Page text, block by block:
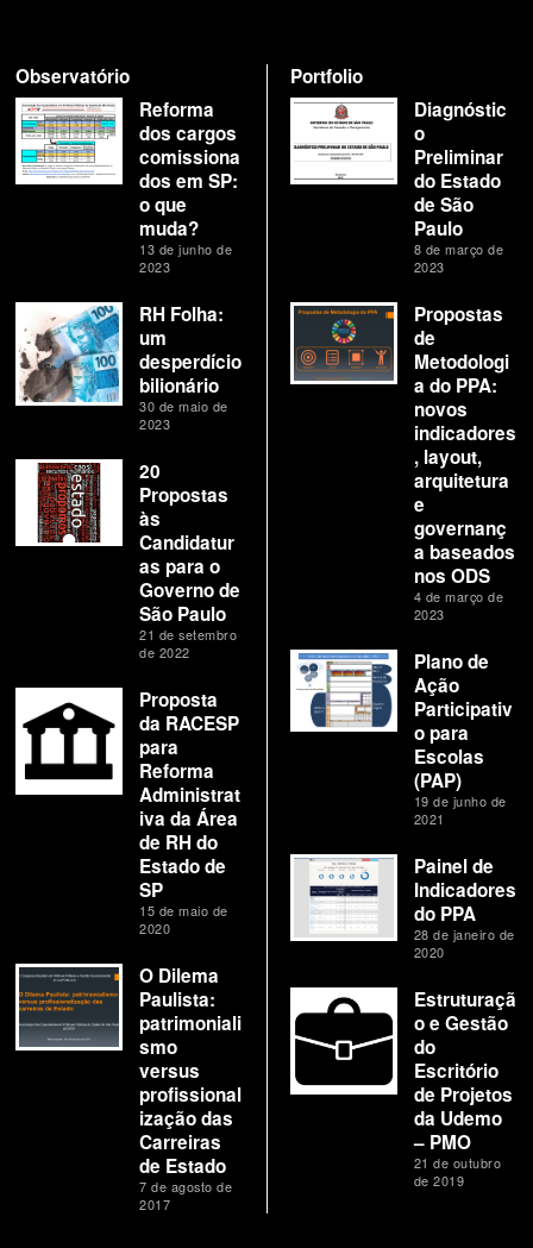
Observatório
Reforma
dos cargos
comissiona
dos em SP:
o que
muda?
13 de junho de
2023
RH Folha:
um
desperdício
bilionário
30 de maio de
2023
20
Propostas
às
Candidatur
as para o
Governo de
São Paulo
21 de setembro
de 2022
Proposta
da RACESP
para
Reforma
Administrat
iva da Área
de RH do
Estado de
SP
15 de maio de
2020
O Dilema
Paulista:
patrimoniali
smo
versus
profissional
ização das
Carreiras
de Estado
7 de agosto de
2017
Portfolio
Diagnóstic
o
Preliminar
do Estado
de São
Paulo
8 de março de
2023
Propostas
de
Metodologi
a do PPA:
novos
indicadores
, layout,
arquitetura
e
governanç
a baseados
nos ODS
4 de março de
2023
Plano de
Ação
Participativ
o para
Escolas
(PAP)
19 de junho de
2021
Painel de
Indicadores
do PPA
28 de janeiro de
2020
Estruturaçã
o e Gestão
do
Escritório
de Projetos
da Udemo
– PMO
21 de outubro
de 2019